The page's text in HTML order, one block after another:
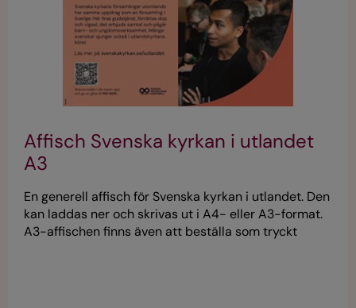
Affisch Svenska kyrkan i utlandet
A3
En generell affisch för Svenska kyrkan i utlandet. Den
kan laddas ner och skrivas ut i A4- eller A3-format.
A3-affischen finns även att beställa som tryckt